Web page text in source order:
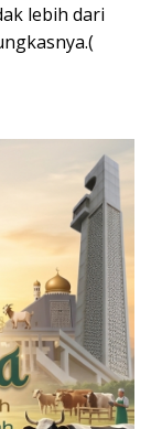
lebih dari